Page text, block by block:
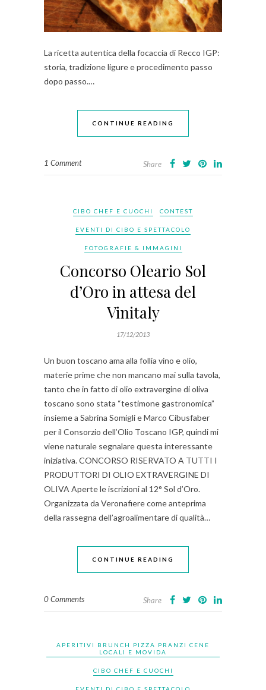
La ricetta autentica della focaccia di Recco IGP:
storia, tradizione ligure e procedimento passo
dopo passo.…
CONTINUE READING
1 Comment Share
CIBO CHEF E CUOCHI CONTEST
EVENTI DI CIBO E SPETTACOLO
FOTOGRAFIE & IMMAGINI
Concorso Oleario Sol
d’Oro in attesa del
Vinitaly
17/12/2013
Un buon toscano ama alla follia vino e olio,
materie prime che non mancano mai sulla tavola,
tanto che in fatto di olio extravergine di oliva
toscano sono stata “testimone gastronomica”
insieme a Sabrina Somigli e Marco Cibusfaber
per il Consorzio dell’Olio Toscano IGP, quindi mi
viene naturale segnalare questa interessante
iniziativa. CONCORSO RISERVATO A TUTTI I
PRODUTTORI DI OLIO EXTRAVERGINE DI
OLIVA Aperte le iscrizioni al 12° Sol d’Oro.
Organizzata da Veronafiere come anteprima
della rassegna dell’agroalimentare di qualità…
CONTINUE READING
0 Comments Share
APERITIVI BRUNCH PIZZA PRANZI CENE
LOCALI E MOVIDA
CIBO CHEF E CUOCHI